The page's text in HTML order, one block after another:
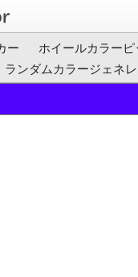
ー ホイールカラーピ
ランダムカラージェネ